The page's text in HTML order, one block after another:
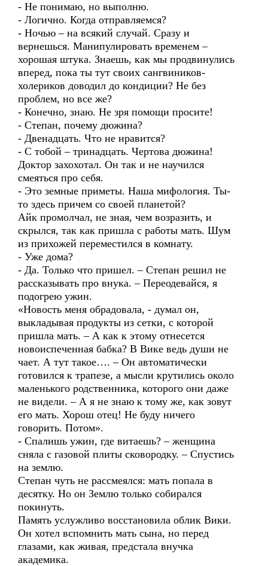
- Не понимаю, но выполню.
- Логично. Когда отправляемся?
- Ночью – на всякий случай. Сразу и
вернешься. Манипулировать временем –
хорошая штука. Знаешь, как мы продвинулись
вперед, пока ты тут своих сангвиников-
холериков доводил до кондиции? Не без
проблем, но все же?
- Конечно, знаю. Не зря помощи просите!
- Степан, почему дюжина?
- Двенадцать. Что не нравится?
- С тобой – тринадцать. Чертова дюжина!
Доктор захохотал. Он так и не научился
смеяться про себя.
- Это земные приметы. Наша мифология. Ты-
то здесь причем со своей планетой?
Айк промолчал, не зная, чем возразить, и
скрылся, так как пришла с работы мать. Шум
из прихожей переместился в комнату.
- Уже дома?
- Да. Только что пришел. – Степан решил не
рассказывать про внука. – Переодевайся, я
подогрею ужин.
«Новость меня обрадовала, - думал он,
выкладывая продукты из сетки, с которой
пришла мать. – А как к этому отнесется
новоиспеченная бабка? В Вике ведь души не
чает. А тут такое…. – Он автоматически
готовился к трапезе, а мысли крутились около
маленького родственника, которого они даже
не видели. – А я не знаю к тому же, как зовут
его мать. Хорош отец! Не буду ничего
говорить. Потом».
- Спалишь ужин, где витаешь? – женщина
сняла с газовой плиты сковородку. – Спустись
на землю.
Степан чуть не рассмеялся: мать попала в
десятку. Но он Землю только собирался
покинуть.
Память услужливо восстановила облик Вики.
Он хотел вспомнить мать сына, но перед
глазами, как живая, предстала внучка
академика.